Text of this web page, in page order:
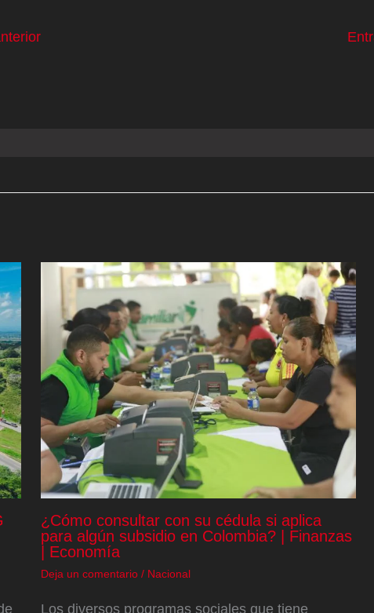
¿Cómo consultar con su cédula si aplica
para algún subsidio en Colombia? | Finanzas
| Economía
Deja un comentario / Nacional
Los diversos programas sociales que tiene